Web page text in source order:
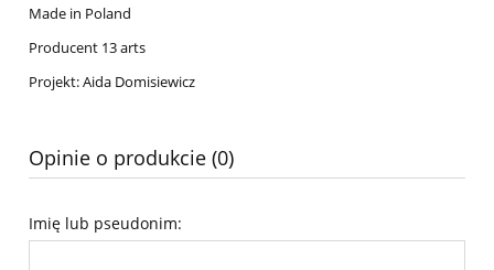
Made in Poland
Producent 13 arts
Projekt: Aida Domisiewicz
Opinie o produkcie (0)
Imię lub pseudonim: